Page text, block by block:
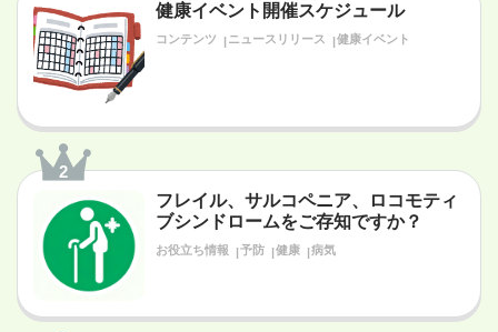
健康イベント開催スケジュール
コンテンツ ニュースリリース 健康イベント
2
フレイル、サルコペニア、ロコモティ
ブシンドロームをご存知ですか？
お役立ち情報 予防 健康 病気